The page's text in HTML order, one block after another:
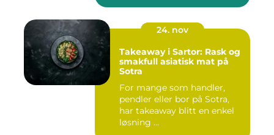
24. nov
Takeaway i Sartor: Rask og
smakfull asiatisk mat på
Sotra
For mange som handler,
pendler eller bor på Sotra,
har takeaway blitt en enkel
løsning ...